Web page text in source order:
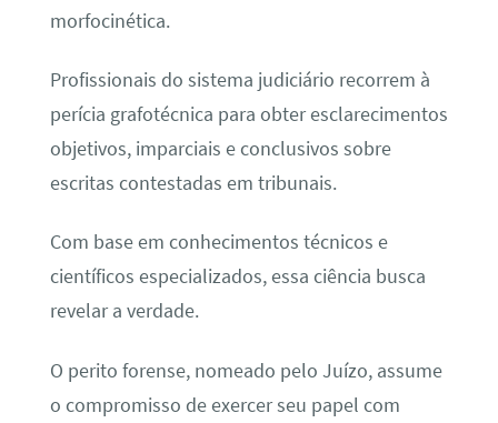
morfocinética.
Profissionais do sistema judiciário recorrem à
perícia grafotécnica para obter esclarecimentos
objetivos, imparciais e conclusivos sobre
escritas contestadas em tribunais.
Com base em conhecimentos técnicos e
científicos especializados, essa ciência busca
revelar a verdade.
O perito forense, nomeado pelo Juízo, assume
o compromisso de exercer seu papel com